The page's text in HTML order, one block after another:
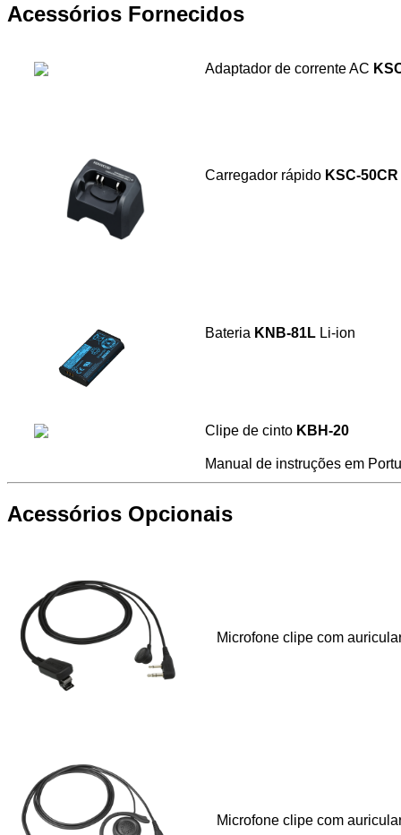
Acessórios Fornecidos
Adaptador de corrente AC
Carregador rápido KSC-50CR
Bateria KNB-81L Li-ion
Clipe de cinto KBH-20
Manual de instruções em
Acessórios Opcionais
Microfone clipe com
Microfone clipe com